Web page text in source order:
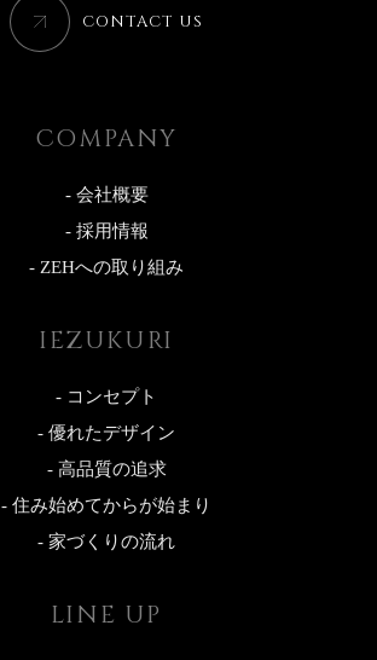
CONTACT US
COMPANY
- 会社概要
- 採用情報
- ZEHへの取り組み
IEZUKURI
- コンセプト
- 優れたデザイン
- 高品質の追求
- 住み始めてからが始まり
- 家づくりの流れ
LINE UP